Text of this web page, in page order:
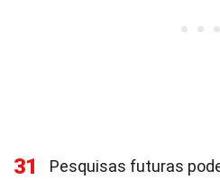
31
Pesquisas futuras